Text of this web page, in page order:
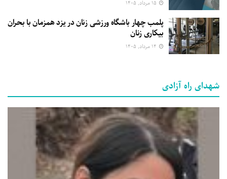
پلمب چهار باشگاه ورزشی زنان در یزد همزمان با بحران
بیکاری زنان
شهدای راه آزادی